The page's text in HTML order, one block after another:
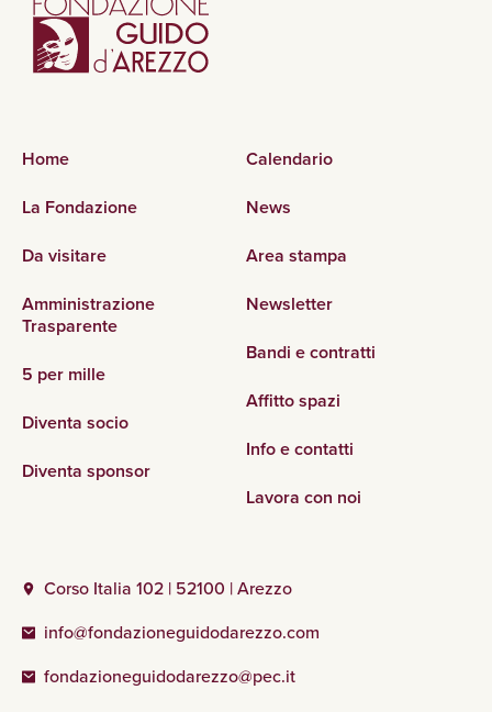
Home
La Fondazione
Da visitare
Amministrazione
Trasparente
5 per mille
Diventa socio
Diventa sponsor
Calendario
News
Area stampa
Newsletter
Bandi e contratti
Affitto spazi
Info e contatti
Lavora con noi
Corso Italia 102 | 52100 | Arezzo
info@fondazioneguidodarezzo.com
fondazioneguidodarezzo@pec.it